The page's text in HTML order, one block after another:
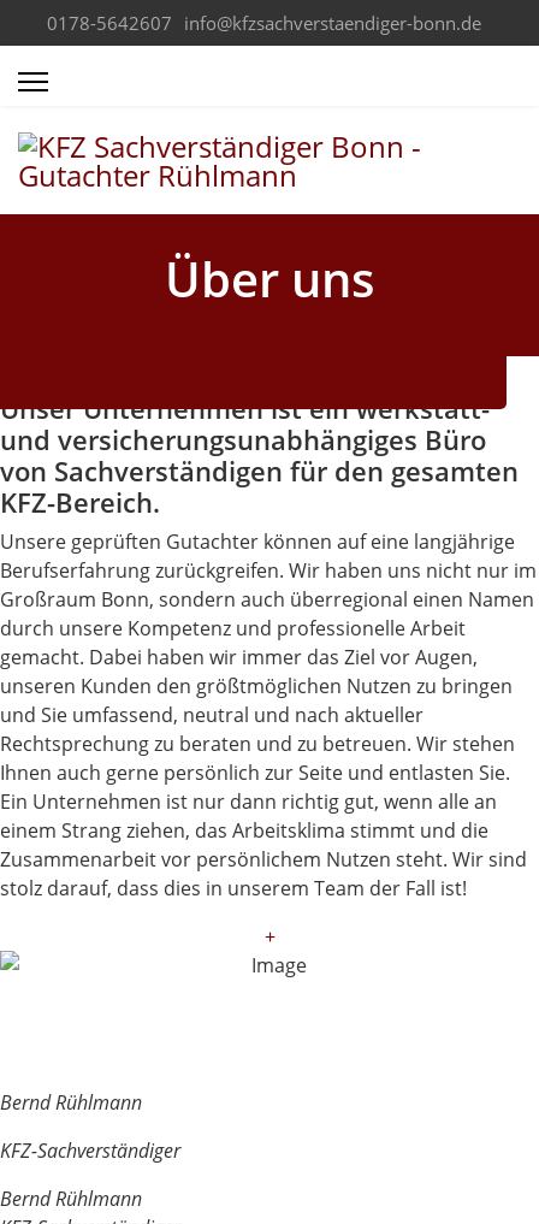
0178-5642607 info@kfzsachverstaendiger-bonn.de
Über uns
Unser Unternehmen ist ein werkstatt-
und versicherungsunabhängiges Büro
von Sachverständigen für den gesamten
KFZ-Bereich.
Unsere geprüften Gutachter können auf eine langjährige
Berufserfahrung zurückgreifen. Wir haben uns nicht nur im
Großraum Bonn, sondern auch überregional einen Namen
durch unsere Kompetenz und professionelle Arbeit
gemacht. Dabei haben wir immer das Ziel vor Augen,
unseren Kunden den größtmöglichen Nutzen zu bringen
und Sie umfassend, neutral und nach aktueller
Rechtsprechung zu beraten und zu betreuen. Wir stehen
Ihnen auch gerne persönlich zur Seite und entlasten Sie.
Ein Unternehmen ist nur dann richtig gut, wenn alle an
einem Strang ziehen, das Arbeitsklima stimmt und die
Zusammenarbeit vor persönlichem Nutzen steht. Wir sind
stolz darauf, dass dies in unserem Team der Fall ist!
+
Bernd Rühlmann
KFZ-Sachverständiger
Bernd Rühlmann